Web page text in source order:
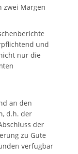
zwei Margen
und
nur die
an den
d.h. der
der
zu Gute
verfügbar